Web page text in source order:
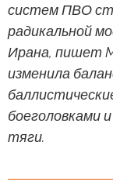
систем ПВО
радикальной
Ирана, пишет
изменила
боеголовками
тяги.